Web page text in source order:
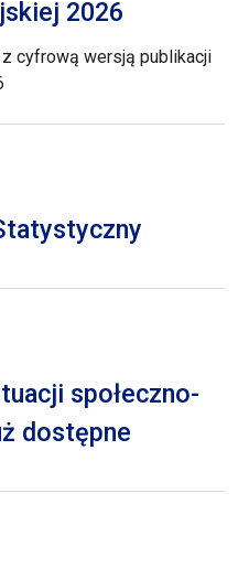
2026
cyfrową wersją publikacji
społeczno-
dostępne